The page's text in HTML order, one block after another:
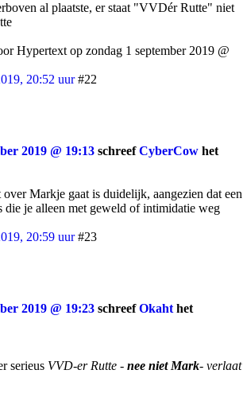
al plaatste, er staat "VVDér Rutte" niet
Hypertext op zondag 1 september 2019 @
20:52 uur #22
2019 @ 19:13 schreefCyberCow het
Markje gaat is duidelijk, aangezien dat een
die je alleen met geweld of intimidatie weg
20:59 uur #23
2019 @ 19:23 schreefOkaht het
serieus VVD-er Rutte - nee niet Mark- verlaat